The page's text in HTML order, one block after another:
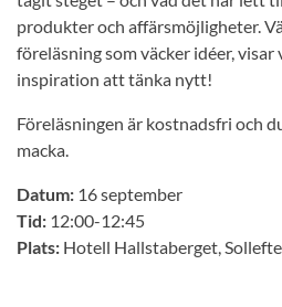
produkter och affärsmöjligheter.
föreläsning som väcker idéer, visar
inspiration att tänka nytt!
Föreläsningen är kostnadsfri och
macka.
Datum: 16 september
Tid: 12:00-12:45
Plats: Hotell Hallstaberget,